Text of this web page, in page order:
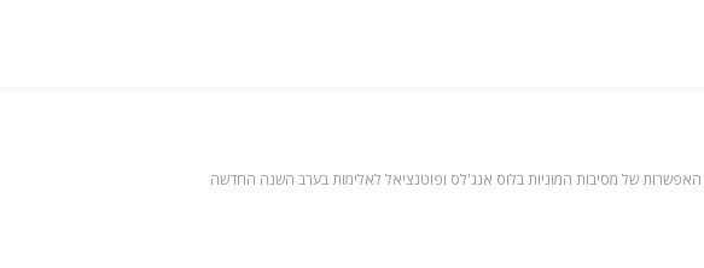
האפשרות של מסיבות המוניות בלוס אנג'לס ופוטנציאל לאלימות בערב השנה החדשה